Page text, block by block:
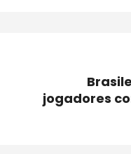
jogadores